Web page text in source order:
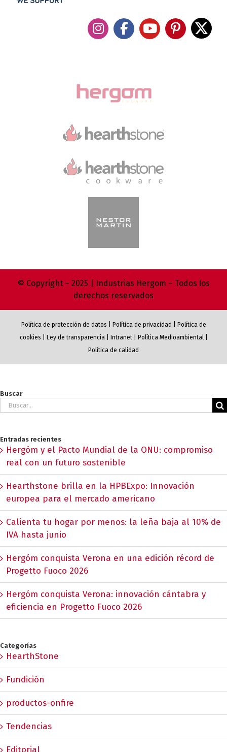
© Copyright – 2025 | Industrias Hergom – Todos los
derechos reservados
Política de protección de datos Política de privacidad
Política de
cookies
Ley de transparencia| Intranet| Política Medioambiental|
Política de calidad
Buscar
Buscar:
Entradas recientes
Hergóm y el Pacto Mundial de la ONU: compromiso
real con un futuro sostenible
Hearthstone brilla en la HPBExpo: Innovación
europea para el mercado americano
Calienta tu hogar por menos: la leña baja al 10% de
IVA hasta junio
Hergóm conquista Verona en una edición récord de
Progetto Fuoco 2026
Hergóm conquista Verona: innovación cántabra y
eficiencia en Progetto Fuoco 2026
Categorías
HearthStone
Fundición
productos-onfire
Tendencias
Editorial